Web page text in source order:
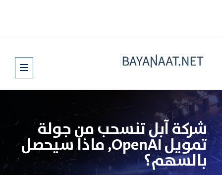
شركة آبل تنسحب من جولة
تمويل OpenAI, ماذا سيحصل
بالسهم؟